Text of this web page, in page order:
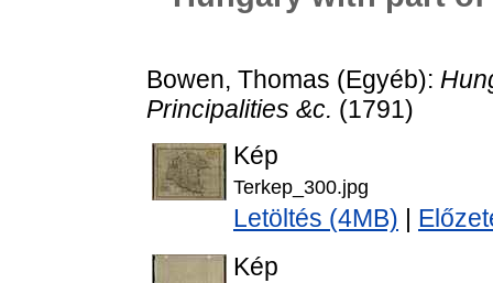
Bowen, Thomas (Egyéb):
Principalities &c. (1791)
Kép
Terkep_300.jpg
Letöltés (4MB)
Kép